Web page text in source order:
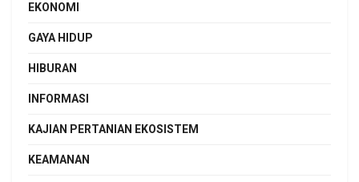
EKONOMI
GAYA HIDUP
HIBURAN
INFORMASI
KAJIAN PERTANIAN EKOSISTEM
KEAMANAN